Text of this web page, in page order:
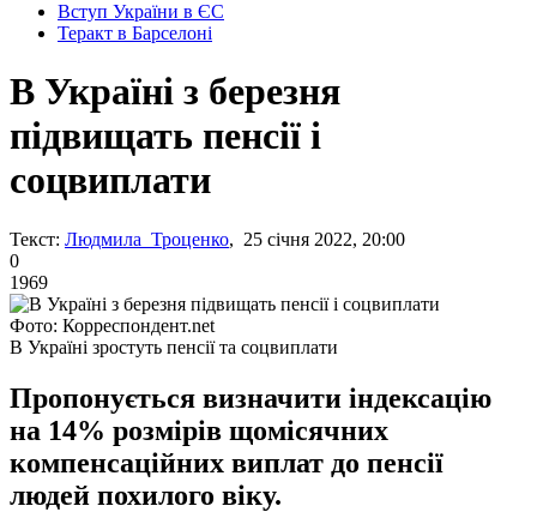
Вступ України в ЄС
Теракт в Барселоні
В Україні з березня
підвищать пенсії і
соцвиплати
Текст: Людмила Троценко, 25 січня 2022, 20:00
0
1969
Фото: Корреспондент.net
В Україні зростуть пенсії та соцвиплати
Пропонується визначити індексацію
на 14% розмірів щомісячних
компенсаційних виплат до пенсії
людей похилого віку.